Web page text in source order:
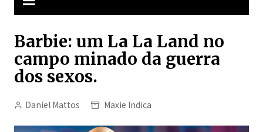
Barbie: um La La Land no
campo minado da guerra
dos sexos.
Daniel Mattos Maxie Indica